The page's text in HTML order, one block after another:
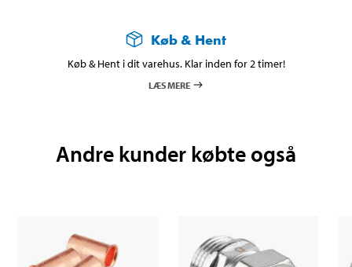
Køb & Hent
Køb & Hent i dit varehus. Klar inden for 2 timer!
LÆS MERE
Andre kunder købte også